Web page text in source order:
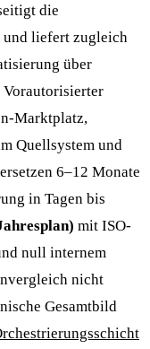
die
und liefert zugleich
über
Marktplatz,
Quellsystem und
6–12 Monate
in Tagen bis
mit ISO-
null internem
nicht
Gesamtbild